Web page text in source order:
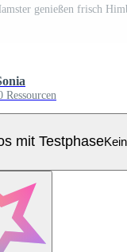
Ressourcen
mit Testphase